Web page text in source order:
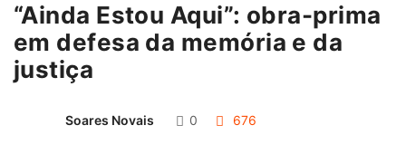
“Ainda Estou Aqui”: obra-prima
em defesa da memória e da
justiça
Soares Novais 0 676